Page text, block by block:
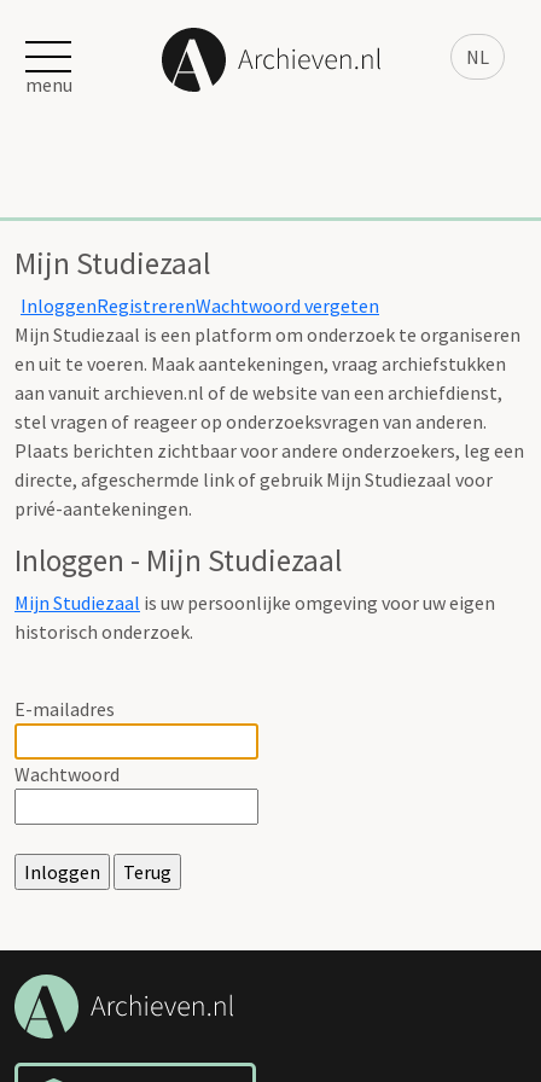
NL
menu
Mijn Studiezaal
InloggenRegistrerenWachtwoord vergeten
Mijn Studiezaal is een platform om onderzoek te organiseren
en uit te voeren. Maak aantekeningen, vraag archiefstukken
aan vanuit archieven.nl of de website van een archiefdienst,
stel vragen of reageer op onderzoeksvragen van anderen.
Plaats berichten zichtbaar voor andere onderzoekers, leg een
directe, afgeschermde link of gebruik Mijn Studiezaal voor
privé-aantekeningen.
Inloggen - Mijn Studiezaal
Mijn Studiezaal is uw persoonlijke omgeving voor uw eigen
historisch onderzoek.
E-mailadres
Wachtwoord